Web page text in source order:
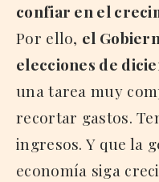
confiar en el
Por ello, el
elecciones de
una tarea muy
recortar gastos.
ingresos. Y que la
economía siga